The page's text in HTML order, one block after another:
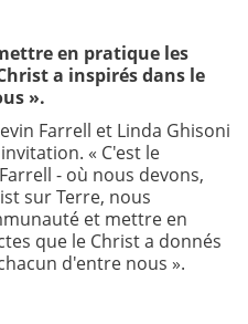
en pratique les
a inspirés dans le
».
Farrell et Linda Ghisoni
« C'est le
- où nous devons,
sur Terre, nous
et mettre en
que le Christ a donnés
d'entre nous ».